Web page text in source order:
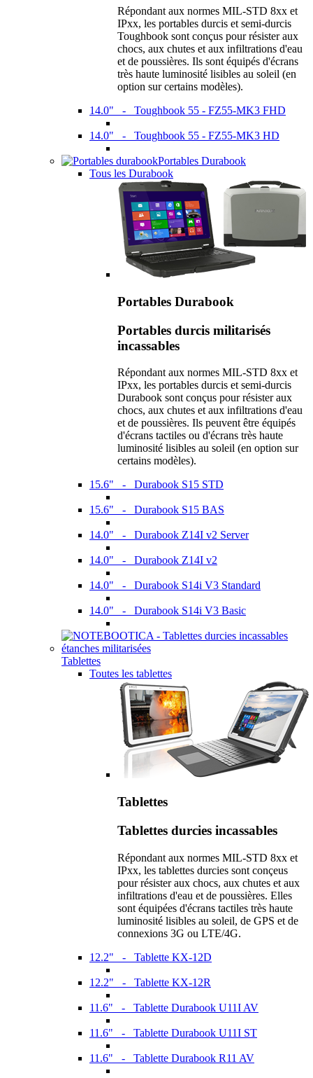
Répondant aux normes MIL-STD 8xx et
IPxx, les portables durcis et semi-durcis
Toughbook sont conçus pour résister aux
chocs, aux chutes et aux infiltrations d'eau
et de poussières. Ils sont équipés d'écrans
très haute luminosité lisibles au soleil (en
option sur certains modèles).
14.0" - Toughbook 55 - FZ55-MK3 FHD
14.0" - Toughbook 55 - FZ55-MK3 HD
Portables Durabook
Tous les Durabook
Portables Durabook
Portables durcis militarisés
incassables
Répondant aux normes MIL-STD 8xx et
IPxx, les portables durcis et semi-durcis
Durabook sont conçus pour résister aux
chocs, aux chutes et aux infiltrations d'eau
et de poussières. Ils peuvent être équipés
d'écrans tactiles ou d'écrans très haute
luminosité lisibles au soleil (en option sur
certains modèles).
15.6" - Durabook S15 STD
15.6" - Durabook S15 BAS
14.0" - Durabook Z14I v2 Server
14.0" - Durabook Z14I v2
14.0" - Durabook S14i V3 Standard
14.0" - Durabook S14i V3 Basic
Tablettes
Toutes les tablettes
Tablettes
Tablettes durcies incassables
Répondant aux normes MIL-STD 8xx et
IPxx, les tablettes durcies sont conçeus
pour résister aux chocs, aux chutes et aux
infiltrations d'eau et de poussières. Elles
sont équipées d'écrans tactiles très haute
luminosité lisibles au soleil, de GPS et de
connexions 3G ou LTE/4G.
12.2" - Tablette KX-12D
12.2" - Tablette KX-12R
11.6" - Tablette Durabook U11I AV
11.6" - Tablette Durabook U11I ST
11.6" - Tablette Durabook R11 AV